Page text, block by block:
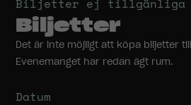
Biljetter ej tillgänliga
Biljetter
Det är inte möjligt att köpa biljetter
Evenemanget har redan ägt rum.
Datum